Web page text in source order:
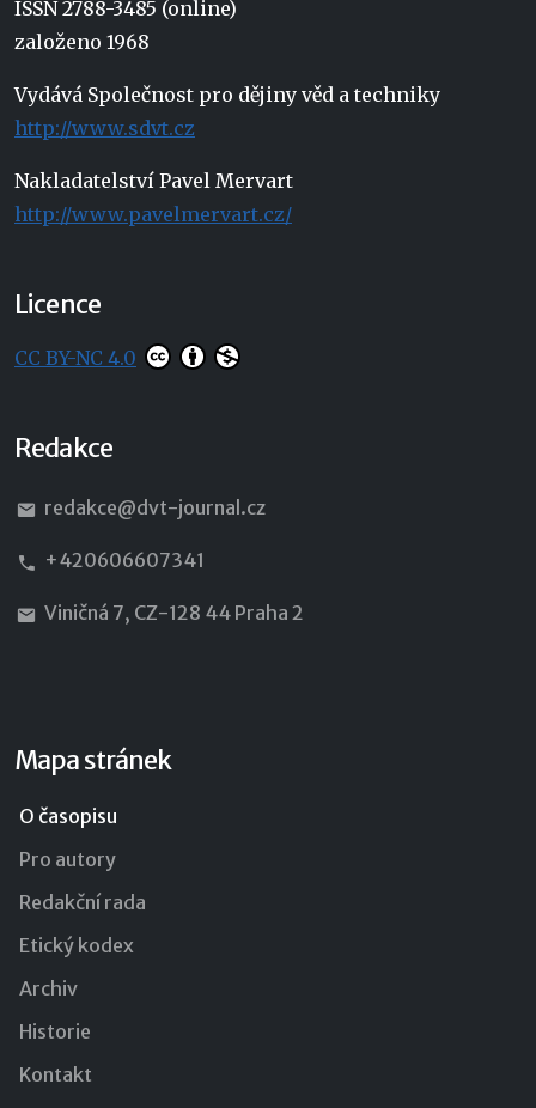
ISSN 2788-3485 (online)
založeno 1968
Vydává Společnost pro dějiny věd a techniky
http://www.sdvt.cz
Nakladatelství Pavel Mervart
http://www.pavelmervart.cz/
Licence
CC BY-NC 4.0
Redakce
redakce@dvt-journal.cz
+420606607341
Viničná 7, CZ-128 44 Praha 2
Mapa stránek
O časopisu
Pro autory
Redakční rada
Etický kodex
Archiv
Historie
Kontakt